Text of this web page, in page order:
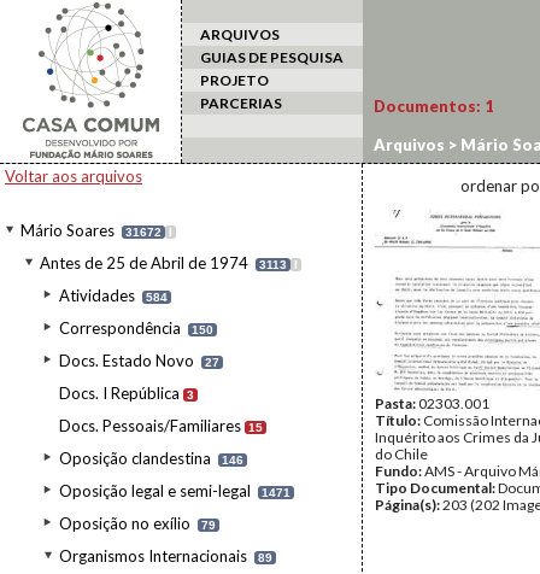
ARQUIVOS
GUIAS DE PESQUISA
PROJETO
PARCERIAS
Voltar aos arquivos
Mário Soares 31672 I
Antes de 25 de Abril de 1974 3113 I
Atividades 584
Correspondência 150
Docs. Estado Novo 27
Docs. I República 3
Docs. Pessoais/Familiares 15
Oposição clandestina 146
Oposição legal e semi-legal 1471
Oposição no exílio 79
Organismos Internacionais 89
Documentos: 1
Arquivos > Mário
Crimes Chile
ordenar
Pasta:02303.001
Título: Comissão
Inquérito aos Crimes da
do Chile
Fundo:AMS - Arquivo
Tipo Documental:
Página(s):203 (202